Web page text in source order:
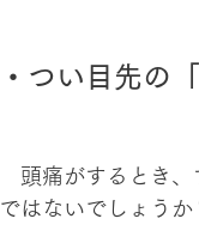
・つい目先の
頭痛がするとき、
ではないでしょうか